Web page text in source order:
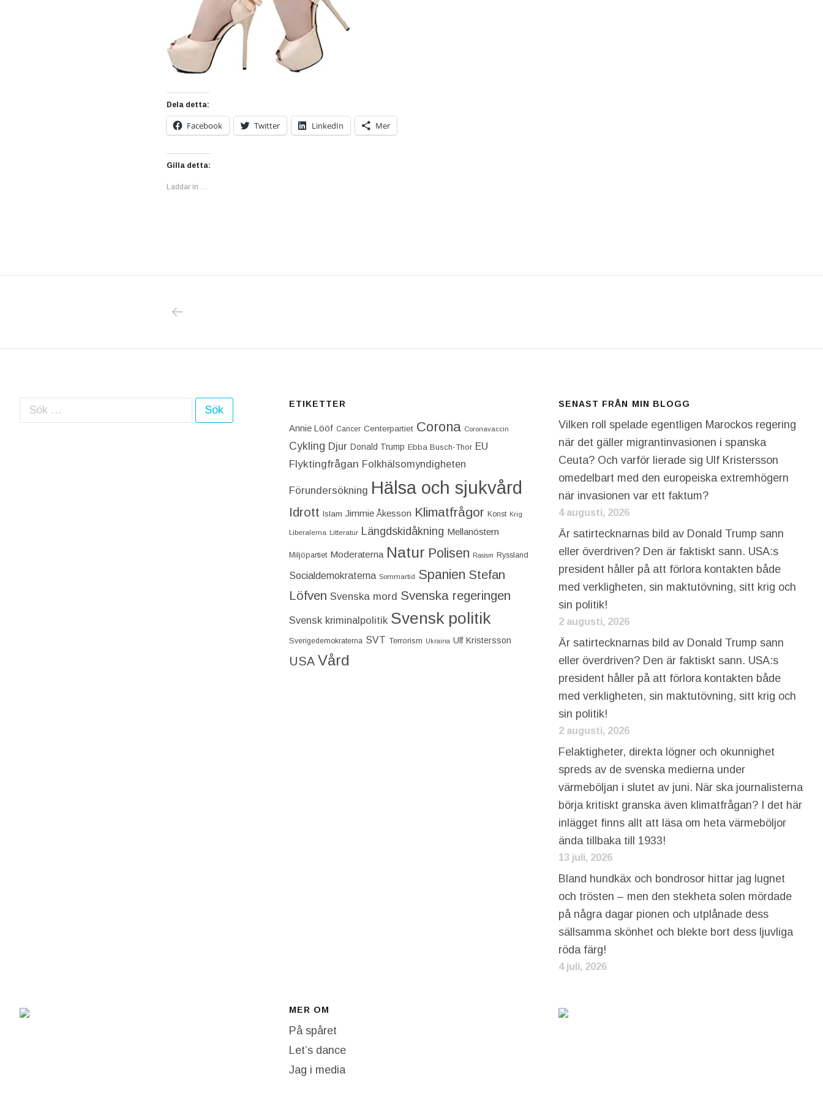
Dela detta:
Facebook Twitter LinkedIn Mer
Gilla detta:
Laddar in …
Sök efter: ETIKETTER
Annie Lööf Cancer Centerpartiet‎ Corona Coronavaccin
Cykling Djur Donald Trump Ebba Busch-Thor EU
Flyktingfrågan Folkhälsomyndigheten
Förundersökning Hälsa och sjukvård
Idrott Islam Jimmie Åkesson Klimatfrågor Konst Krig
Liberalerna Litteratur Längdskidåkning Mellanöstern
Miljöpartiet Moderaterna Natur Polisen Rasism Ryssland
Socialdemokraterna Sommartid Spanien Stefan
Löfven Svenska mord Svenska regeringen
Svensk kriminalpolitik Svensk politik
Sverigedemokraterna SVT Terrorism Ukraina Ulf Kristersson
USA Vård
SENAST FRÅN MIN BLOGG
Vilken roll spelade egentligen Marockos regering
när det gäller migrantinvasionen i spanska
Ceuta? Och varför lierade sig Ulf Kristersson
omedelbart med den europeiska extremhögern
när invasionen var ett faktum?
4 augusti, 2026
Är satirtecknarnas bild av Donald Trump sann
eller överdriven? Den är faktiskt sann. USA:s
president håller på att förlora kontakten både
med verkligheten, sin maktutövning, sitt krig och
sin politik!
2 augusti, 2026
Är satirtecknarnas bild av Donald Trump sann
eller överdriven? Den är faktiskt sann. USA:s
president håller på att förlora kontakten både
med verkligheten, sin maktutövning, sitt krig och
sin politik!
2 augusti, 2026
Felaktigheter, direkta lögner och okunnighet
spreds av de svenska medierna under
värmeböljan i slutet av juni. När ska journalisterna
börja kritiskt granska även klimatfrågan? I det här
inlägget finns allt att läsa om heta värmeböljor
ända tillbaka till 1933!
13 juli, 2026
Bland hundkäx och bondrosor hittar jag lugnet
och trösten – men den stekheta solen mördade
på några dagar pionen och utplånade dess
sällsamma skönhet och blekte bort dess ljuvliga
röda färg!
4 juli, 2026
MER OM
På spåret
Let’s dance
Jag i media